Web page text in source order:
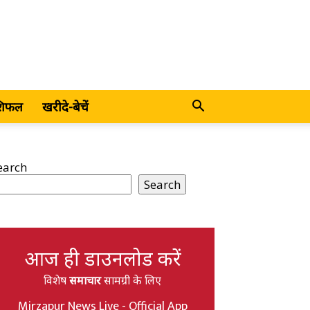
खरीदे-बेचें
Search
आज ही डाउनलोड करें
विशेषसमाचारसामग्री के लिए